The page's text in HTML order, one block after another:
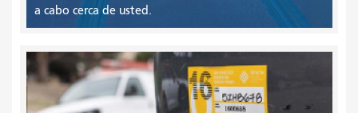
a cabo cerca de usted.